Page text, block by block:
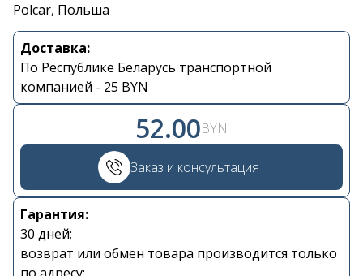
Polcar, Польша
Доставка:
По Республике Беларусь транспортной
компанией - 25 BYN
52.00BYN
Заказ и консультация
Гарантия:
30 дней;
возврат или обмен товара производится только
Контакты
+375 29 870 15 80
Viber
shupik21@bk.ru